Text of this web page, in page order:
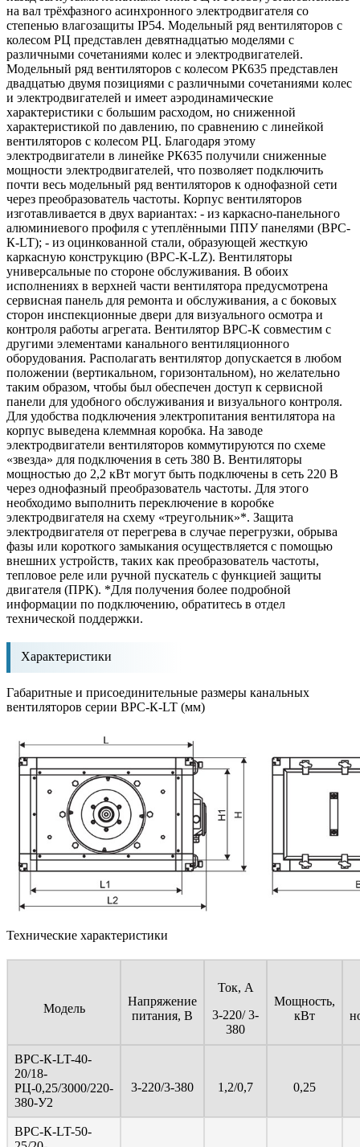
на вал трёхфазного асинхронного электродвигателя со
степенью влагозащиты IP54. Модельный ряд вентиляторов с
колесом РЦ представлен девятнадцатью моделями с
различными сочетаниями колес и электродвигателей.
Модельный ряд вентиляторов с колесом РК635 представлен
двадцатью двумя позициями с различными сочетаниями колес
и электродвигателей и имеет аэродинамические
характеристики с большим расходом, но сниженной
характеристикой по давлению, по сравнению с линейкой
вентиляторов с колесом РЦ. Благодаря этому
электродвигатели в линейке РК635 получили сниженные
мощности электродвигателей, что позволяет подключить
почти весь модельный ряд вентиляторов к однофазной сети
через преобразователь частоты. Корпус вентиляторов
изготавливается в двух вариантах: - из каркасно-панельного
алюминиевого профиля с утеплёнными ППУ панелями (ВРС-
К-LT); - из оцинкованной стали, образующей жесткую
каркасную конструкцию (ВРС-К-LZ). Вентиляторы
универсальные по стороне обслуживания. В обоих
исполнениях в верхней части вентилятора предусмотрена
сервисная панель для ремонта и обслуживания, а с боковых
сторон инспекционные двери для визуального осмотра и
контроля работы агрегата. Вентилятор ВРС-К совместим с
другими элементами канального вентиляционного
оборудования. Располагать вентилятор допускается в любом
положении (вертикальном, горизонтальном), но желательно
таким образом, чтобы был обеспечен доступ к сервисной
панели для удобного обслуживания и визуального контроля.
Для удобства подключения электропитания вентилятора на
корпус выведена клеммная коробка. На заводе
электродвигатели вентиляторов коммутируются по схеме
«звезда» для подключения в сеть 380 В. Вентиляторы
мощностью до 2,2 кВт могут быть подключены в сеть 220 В
через однофазный преобразователь частоты. Для этого
необходимо выполнить переключение в коробке
электродвигателя на схему «треугольник»*. Защита
электродвигателя от перегрева в случае перегрузки, обрыва
фазы или короткого замыкания осуществляется с помощью
внешних устройств, таких как преобразователь частоты,
тепловое реле или ручной пускатель с функцией защиты
двигателя (ПРК). *Для получения более подробной
информации по подключению, обратитесь в отдел
технической поддержки.
Характеристики
Габаритные и присоединительные размеры канальных
вентиляторов серии ВРС-К-LT (мм)
Технические характеристики
Модель
Напряжение
питания, В
Ток, А
3-220/ 3-
380
Мощность,
кВт
ВРС-К-LT-40-
20/18-
PЦ-0,25/3000/220-
380-У2
3-220/3-380 1,2/0,7 0,25
ВРС-К-LT-50-